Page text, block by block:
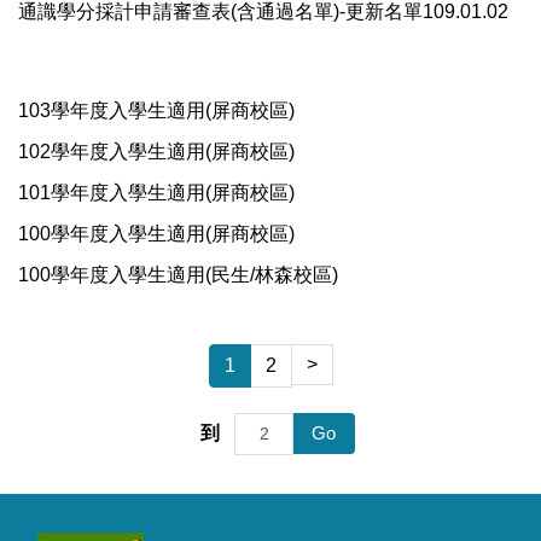
通識學分採計申請審查表(含通過名單)-更新名單109.01.02
103學年度入學生適用(屏商校區)
102學年度入學生適用(屏商校區)
101學年度入學生適用(屏商校區)
100學年度入學生適用(屏商校區)
100學年度入學生適用(民生/林森校區)
1 2 >
到 Go